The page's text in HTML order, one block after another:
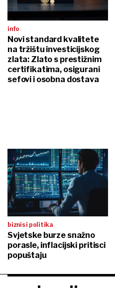
info
Novi standard kvalitete
na tržištu investicijskog
zlata: Zlato s prestižnim
certifikatima, osigurani
sefovi i osobna dostava
biznis i politika
Svjetske burze snažno
porasle, inflacijski pritisci
popuštaju